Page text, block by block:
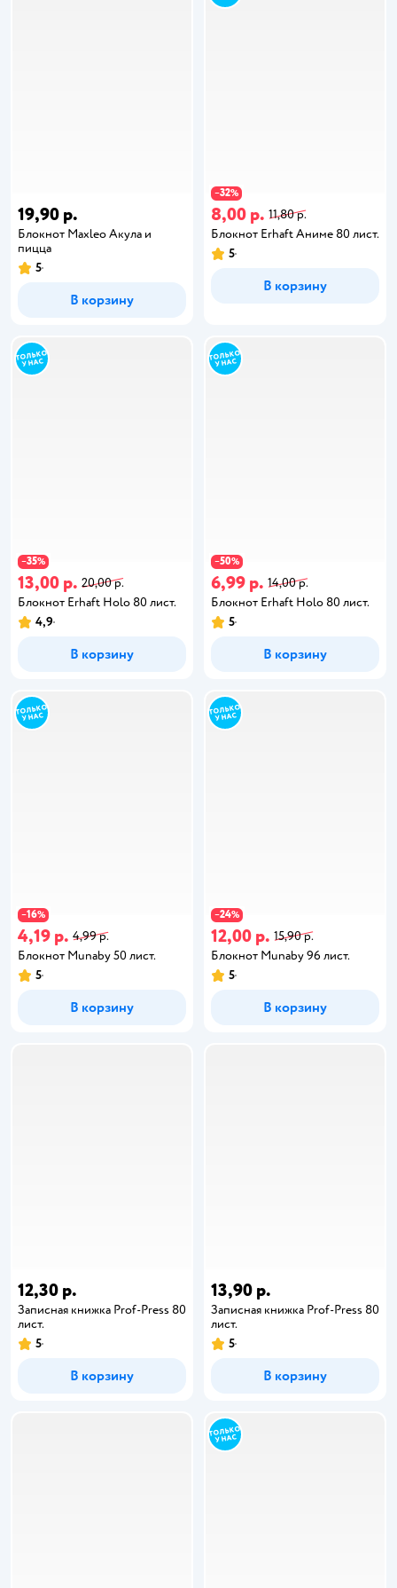
19,90 р.
Блокнот Maxleo Акула и
пицца
5
В корзину
−32%
8,00 р. 11,80 р.
Блокнот Erhaft Аниме 80 лист.
5
В корзину
−35%
13,00 р. 20,00 р.
Блокнот Erhaft Holo 80 лист.
4,9
В корзину
−50%
6,99 р. 14,00 р.
Блокнот Erhaft Holo 80 лист.
5
В корзину
−16%
4,19 р. 4,99 р.
Блокнот Munaby 50 лист.
5
В корзину
−24%
12,00 р. 15,90 р.
Блокнот Munaby 96 лист.
5
В корзину
12,30 р.
Записная книжка Prof-Press 80
лист.
5
В корзину
13,90 р.
Записная книжка Prof-Press 80
лист.
5
В корзину